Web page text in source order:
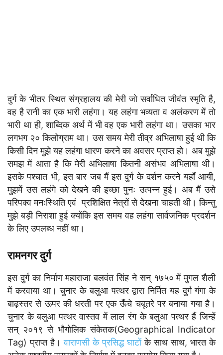
दुर्ग के भीतर स्थित संग्रहालय की मेरी जो सर्वाधित जीवंत स्मृति है,
वह है रानी का एक भारी लहंगा। यह लहंगा भव्यता व अलंकरण में तो
भारी था ही, शाब्दिक अर्थ में भी वह एक भारी लहंगा था। उसका भार
लगभग २० किलोग्राम था। उस समय मेरी तीव्र अभिलाषा हुई थी कि
किसी दिन मुझे यह लहंगा धारण करने का अवसर प्राप्त हो। अब मुझे
समझ में आता है कि मेरी अभिलाषा कितनी असंभव अभिलाषा थी।
इसके पश्चात भी, इस बार जब मैं इस दुर्ग के दर्शन करने यहाँ आयी,
मुझमें उस लहंगे को देखने की इच्छा पुनः उत्पन्न हुई। अब मैं उसे
परिपक्व मनःस्थिति एवं प्रशिक्षित नेत्रों से देखना चाहती थी। किन्तु
मुझे बड़ी निराशा हुई क्योंकि इस समय वह लहंगा सार्वजनिक प्रदर्शन
के लिए उपलब्ध नहीं था।
रामनगर दुर्ग
इस दुर्ग का निर्माण महाराजा बलवंत सिंह ने सन् १७५० में मुगल शैली
में करवाया था। चुनार के बलुआ पत्थर द्वारा निर्मित यह दुर्ग गंगा के
बाढ़स्तर से ऊपर की धरती पर एक ऊँचे चबूतरे पर बनाया गया है।
चुनार के बलुआ पत्थर वास्तव में लाल रंग के बलुआ पत्थर हैं जिन्हें
सन् २०१९ से भौगोलिक संकेतक(Geographical Indicator
Tag) प्राप्त है।वाराणसी के प्रसिद्ध घाटोंके साथ साथ, भारत के